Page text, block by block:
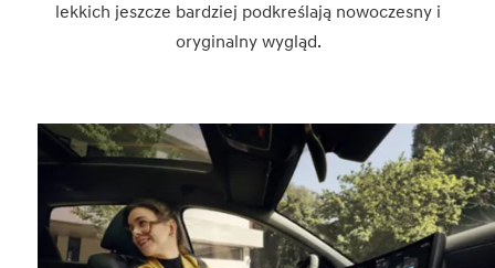
lekkich jeszcze bardziej podkreślają nowoczesny i
oryginalny wygląd.